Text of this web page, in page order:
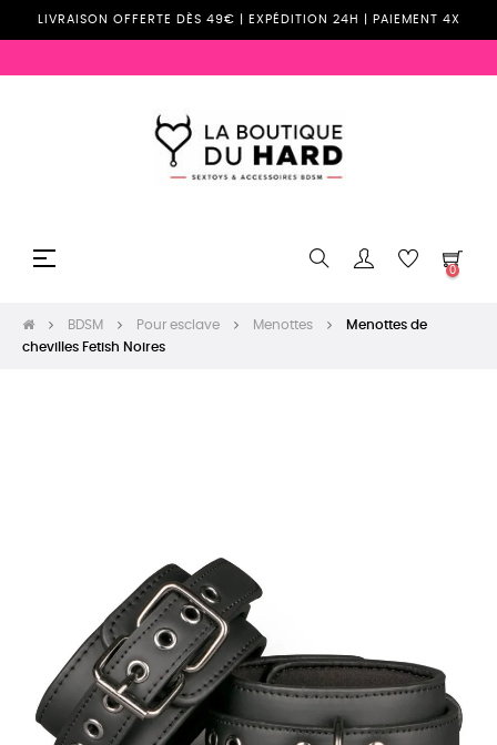
LIVRAISON OFFERTE DÈS 49€ | EXPÉDITION 24H | PAIEMENT 4X
Basculer
☰
0
BDSM Pour esclave Menottes
Menottes de
chevilles Fetish Noires